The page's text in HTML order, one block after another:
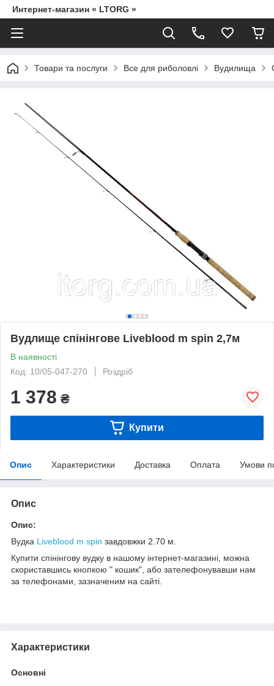
Интернет-магазин « LTORG »
Товари та послуги Все для риболовлі Вудилища
Вудлище спінінгове Liveblood m spin 2,7м
В наявності
Код: 10/05-047-270
Роздріб
1 378 ₴
Купити
Опис Характеристики Доставка Оплата Умови
Опис
Опис:
Вудка Liveblood m spin завдовжки 2.70 м.
Купити спінінгову вудку в нашому інтернет-магазині, можна
скориставшись кнопкою " кошик", або зателефонувавши нам
за телефонами, зазначеним на сайті.
Характеристики
Основні